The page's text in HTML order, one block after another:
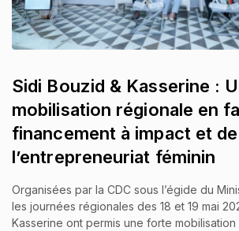
Sidi Bouzid & Kasserine :
mobilisation régionale en
financement à impact et de
l’entrepreneuriat féminin
Organisées par la CDC sous l’égide du
les journées régionales des 18 et 19 mai
Kasserine ont permis une forte